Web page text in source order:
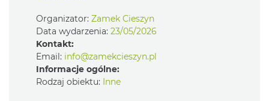
Organizator: Zamek Cieszyn
Data wydarzenia: 23/05/2026
Kontakt:
Email: info@zamekcieszyn.pl
Informacje ogólne:
Rodzaj obiektu: Inne